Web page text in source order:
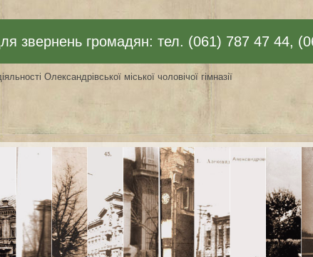
звернень громадян: тел. (061) 787 47 44,
Олександрівської міської чоловічої гімназії